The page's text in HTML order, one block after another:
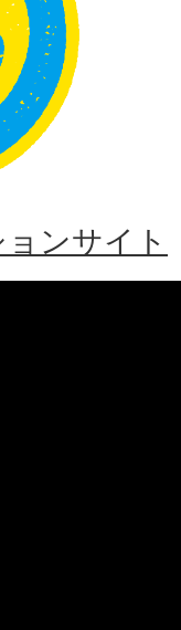
ンサイト